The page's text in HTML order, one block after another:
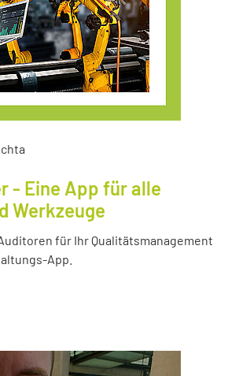
- Eine App für alle
Werkzeuge
für Ihr Qualitätsmanagement
App.